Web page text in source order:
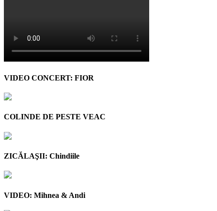
VIDEO CONCERT: FIOR
COLINDE DE PESTE VEAC
ZICĂLAŞII: Chindiile
VIDEO: Mihnea & Andi